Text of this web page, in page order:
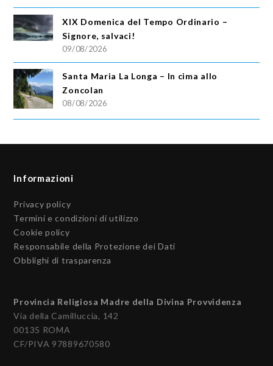
XIX Domenica del Tempo Ordinario –
Signore, salvaci!
09/08/2026
Santa Maria La Longa – In cima allo
Zoncolan
08/08/2026
Informazioni
Privacy policy
Termini e condizioni di utilizzo
Cookie policy
Responsabile della Protezione dei Dati
Obblighi di trasparenza
Provincia Religiosa Madre della Divina Provvidenza
Via della Camilluccia, 142
00135 ROMA
CF/PIVA 97889670580